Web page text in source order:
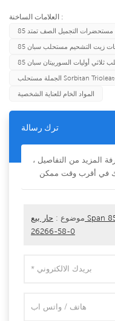
العلامات الساخنة :
زيت التشحيم مستحلب سبان 85
ثلاثي أوليات السوربيتان سبان 85
المواد الخام للعناية الشخصية
ترك رسالة
المزيد من التفاصيل ،
موضوع : حار بيع Span 85 Sorbitan Trioleate Emulsifi CAS
26266-58-0